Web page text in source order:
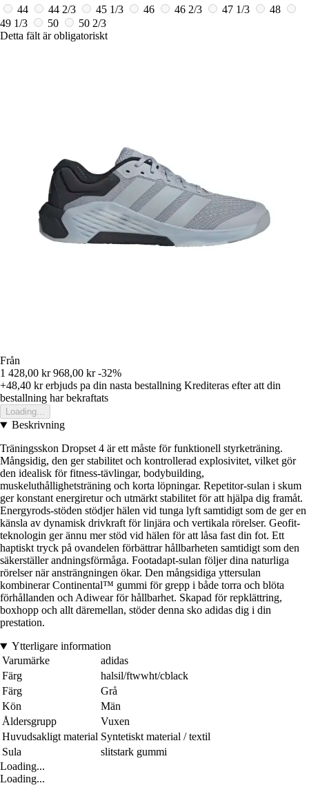
44
44 2/3 45 1/3 46 46 2/3 47 1/3
48
49 1/3
50
50 2/3
Detta fält är obligatoriskt
Från
1 428,00 kr 968,00 kr -32%
+48,40 krerbjuds pa din nasta bestallning Krediteras efter att din
bestallning har bekraftats
Loading...
Beskrivning
Träningsskon Dropset 4 är ett måste för funktionell styrketräning.
Mångsidig, den ger stabilitet och kontrollerad explosivitet, vilket gör
den idealisk för fitness-tävlingar, bodybuilding,
muskeluthållighetsträning och korta löpningar. Repetitor-sulan i skum
ger konstant energiretur och utmärkt stabilitet för att hjälpa dig framåt.
Energyrods-stöden stödjer hälen vid tunga lyft samtidigt som de ger en
känsla av dynamisk drivkraft för linjära och vertikala rörelser. Geofit-
teknologin ger ännu mer stöd vid hälen för att låsa fast din fot. Ett
haptiskt tryck på ovandelen förbättrar hållbarheten samtidigt som den
säkerställer andningsförmåga. Footadapt-sulan följer dina naturliga
rörelser när ansträngningen ökar. Den mångsidiga yttersulan
kombinerar Continental™ gummi för grepp i både torra och blöta
förhållanden och Adiwear för hållbarhet. Skapad för repklättring,
boxhopp och allt däremellan, stöder denna sko adidas dig i din
prestation.
Ytterligare information
Varumärke
adidas
Färg
halsil/ftwwht/cblack
Färg
Grå
Kön
Män
Åldersgrupp
Vuxen
Huvudsakligt material Syntetiskt material / textil
Sula
slitstark gummi
Loading...
Loading...